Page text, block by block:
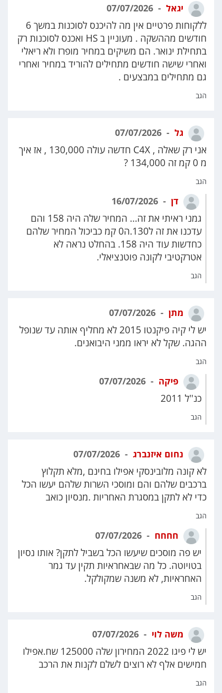
יגאל
ללקוחות פרטיים אין מה להיכנס לסוכנות במשך 6
חודשים מההשקה . מעוניין ב HS ואכנס לסוכנות רק
בתחילת ינואר. הם משיקים במחיר מופרז ולא ריאלי
ואחרי שישה חודשים מתחילים להוריד במחיר ואחרי
גם מתחילים במבצעים .
הגב
גל
אני רק שאלה , C4X חדשה עולה 130,000 , אז איך
מ 0 קמ זה 134,000 ?
הגב
דן
גמני ראיתי את זה... המחיר שלה היה 158 והם
עדכנו את זה ל130.ה0 קמ כביכול המחיר שלהם
כחדשות עוד היה 158. בהחלט נראה לא
אטרקטיבי לקונה פוטנציאלי.
הגב
מתן
יש לי קיה פיקנטו 2015 לא מחליף אותה עד שנופל
ההגה. שקל לא יראו ממני היבואנים.
הגב
פיקה
כנ''ל 2011
הגב
נחום איזנברג
לא קונה מלובינסקי אפילו בחינם ,מלא תקלוץ
ברכבים שלהם והם ומוסכי השרות שלהם יעשו הכל
כדי לא לתקן במסגרת האחריות .מנסיון כואב
הגב
חחחח
יש פה מוסכים שיעשו הכל בשביל לתקן? אותו נסיון
בטויוטה. כל מה שבאחראיות תקין עד גמר
האחראיות, לא משנה שמקולקל.
הגב
משה לוי
יש לי פיגו 2022 המחירון שלה 125000 שח.אפילו
חמישים אלף לא רוצים לשלם לקנות את הרכב
הגב